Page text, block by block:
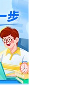
服务